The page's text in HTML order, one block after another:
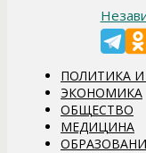
ПОЛИТИКА И
ЭКОНОМИКА
ОБЩЕСТВО
МЕДИЦИНА